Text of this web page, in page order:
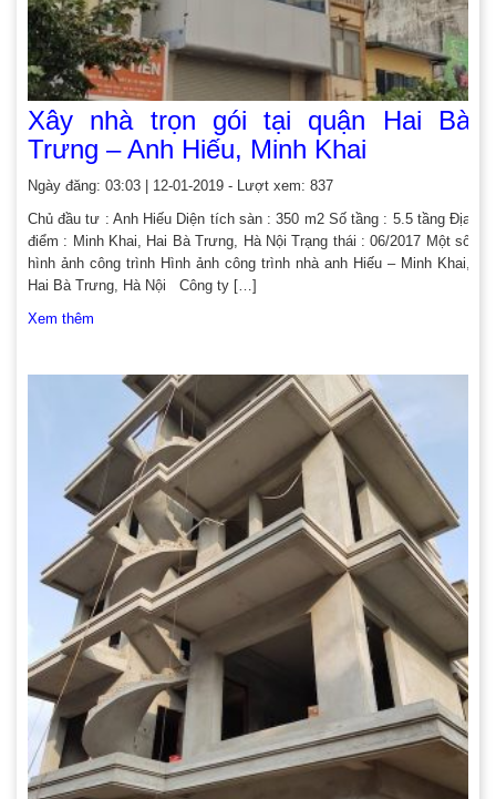
Xây nhà trọn gói tại quận Hai Bà
Trưng – Anh Hiếu, Minh Khai
Ngày đăng: 03:03 | 12-01-2019 - Lượt xem: 837
Chủ đầu tư : Anh Hiếu Diện tích sàn : 350 m2 Số tầng : 5.5 tầng Địa
điểm : Minh Khai, Hai Bà Trưng, Hà Nội Trạng thái : 06/2017 Một số
hình ảnh công trình Hình ảnh công trình nhà anh Hiếu – Minh Khai,
Hai Bà Trưng, Hà Nội Công ty […]
Xem thêm